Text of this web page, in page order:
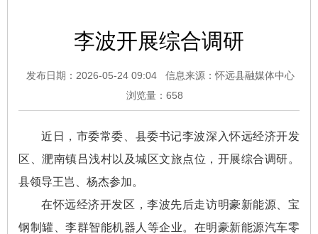
李波开展综合调研
发布日期：2026-05-24 09:04
信息来源：怀远县融媒体中心
浏览量： 658
近日，市委常委、县委书记李波深入怀远经济开发
区、淝南镇吕浅村以及城区文旅点位，开展综合调研。
县领导王岂、杨杰参加。
在怀远经济开发区，李波先后走访明豪新能源、宝
钢制罐、李群智能机器人等企业。在明豪新能源汽车零